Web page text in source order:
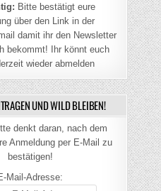
Bitte bestätigt eure
über den Link in der
damit ihr den Newsletter
bekommt! Ihr könnt euch
wieder abmelden
UND WILD BLEIBEN!
denkt daran, nach dem
Anmeldung per E-Mail zu
bestätigen!
Mail-Adresse: